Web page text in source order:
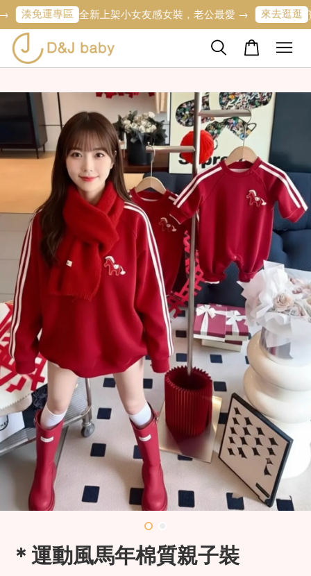
專區 全新上架小女友感女裝，老公最愛 → 來去逛逛 寶寶的
＊運動風馬年棉質親子裝